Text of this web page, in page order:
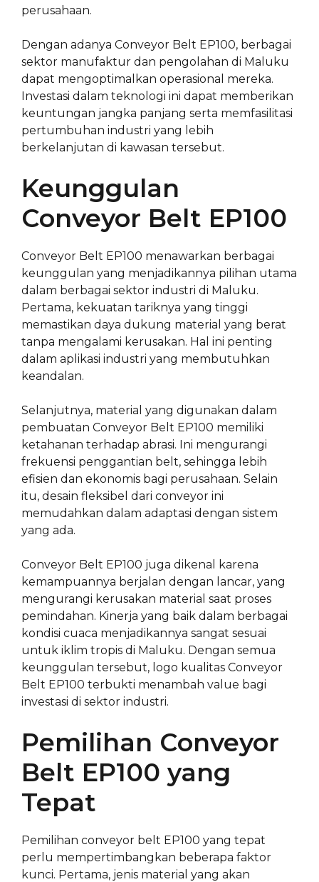
perusahaan.
Dengan adanya Conveyor Belt EP100, berbagai
sektor manufaktur dan pengolahan di Maluku
dapat mengoptimalkan operasional mereka.
Investasi dalam teknologi ini dapat memberikan
keuntungan jangka panjang serta memfasilitasi
pertumbuhan industri yang lebih
berkelanjutan di kawasan tersebut.
Keunggulan
Conveyor Belt EP100
Conveyor Belt EP100 menawarkan berbagai
keunggulan yang menjadikannya pilihan utama
dalam berbagai sektor industri di Maluku.
Pertama, kekuatan tariknya yang tinggi
memastikan daya dukung material yang berat
tanpa mengalami kerusakan. Hal ini penting
dalam aplikasi industri yang membutuhkan
keandalan.
Selanjutnya, material yang digunakan dalam
pembuatan Conveyor Belt EP100 memiliki
ketahanan terhadap abrasi. Ini mengurangi
frekuensi penggantian belt, sehingga lebih
efisien dan ekonomis bagi perusahaan. Selain
itu, desain fleksibel dari conveyor ini
memudahkan dalam adaptasi dengan sistem
yang ada.
Conveyor Belt EP100 juga dikenal karena
kemampuannya berjalan dengan lancar, yang
mengurangi kerusakan material saat proses
pemindahan. Kinerja yang baik dalam berbagai
kondisi cuaca menjadikannya sangat sesuai
untuk iklim tropis di Maluku. Dengan semua
keunggulan tersebut, logo kualitas Conveyor
Belt EP100 terbukti menambah value bagi
investasi di sektor industri.
Pemilihan Conveyor
Belt EP100 yang
Tepat
Pemilihan conveyor belt EP100 yang tepat
perlu mempertimbangkan beberapa faktor
kunci. Pertama, jenis material yang akan